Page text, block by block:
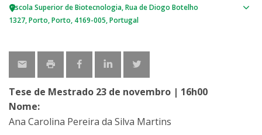
Escola Superior de Biotecnologia Rua de Diogo Botelho
1327 Porto Porto 4169-005 Portugal
Tese de Mestrado 23 de novembro | 16h00
Nome:
Ana Carolina Pereira da Silva Martins